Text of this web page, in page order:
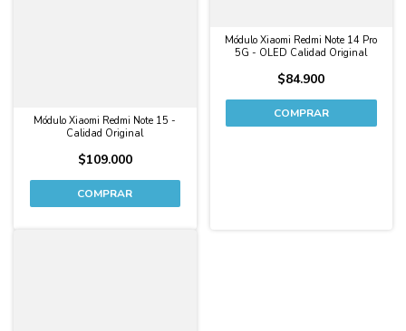
Módulo Xiaomi Redmi Note 15 -
Calidad Original
$109.000
Módulo Xiaomi Redmi Note 14 Pro
5G - OLED Calidad Original
$84.900